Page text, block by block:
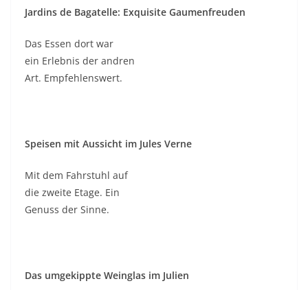
Jardins de Bagatelle: Exquisite Gaumenfreuden
Das Essen dort war
ein Erlebnis der andren
Art. Empfehlenswert.
Speisen mit Aussicht im Jules Verne
Mit dem Fahrstuhl auf
die zweite Etage. Ein
Genuss der Sinne.
Das umgekippte Weinglas im Julien